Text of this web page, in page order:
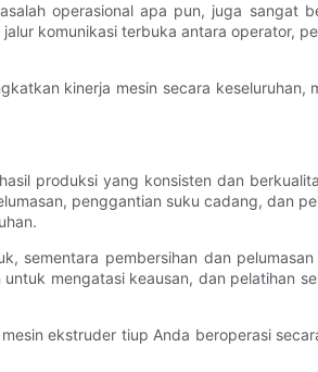
operasional apa pun, juga sangat
komunikasi terbuka antara operator,
kinerja mesin secara keseluruhan,
produksi yang konsisten dan
penggantian suku cadang, dan
sementara pembersihan dan
mengatasi keausan, dan pelatihan
ekstruder tiup Anda beroperasi